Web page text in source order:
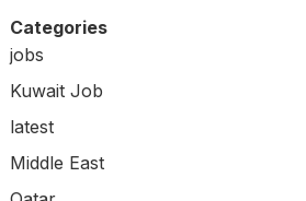
Categories
jobs
Kuwait Job
latest
Middle East